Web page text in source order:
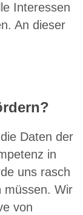
Interessen
An dieser
Daten der
in
uns rasch
müssen. Wir
von